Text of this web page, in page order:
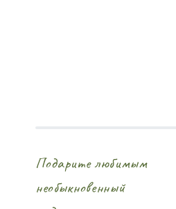
Подарите любимым
необыкновенный